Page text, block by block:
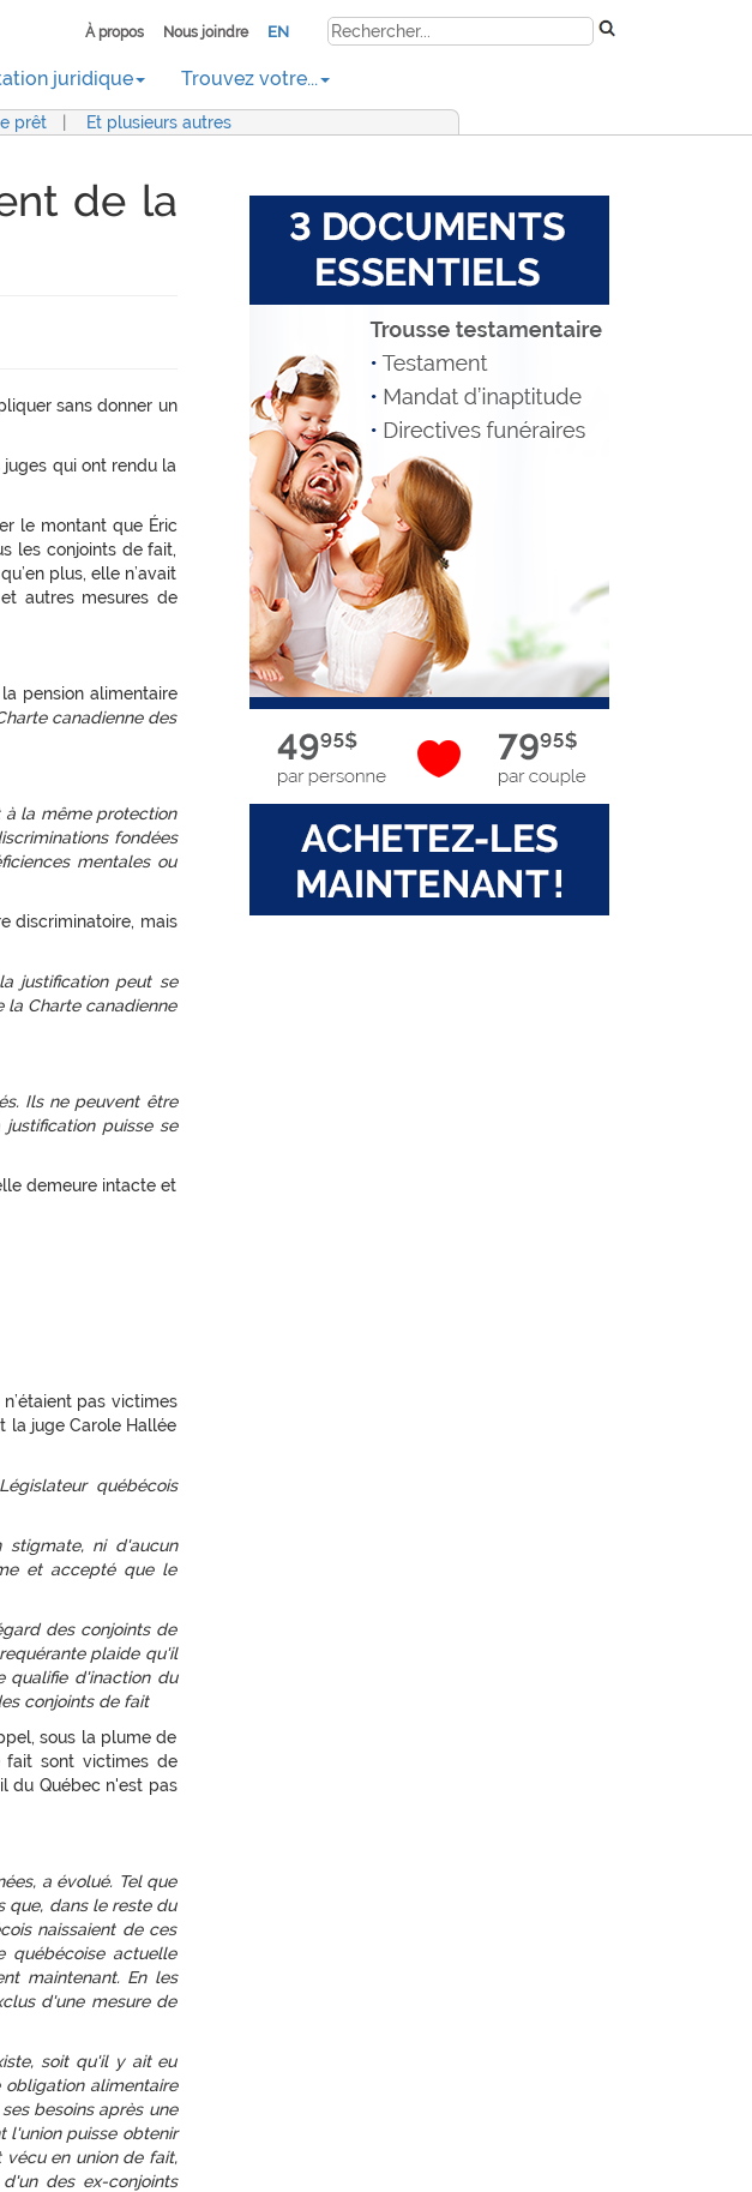
À propos Nous joindre EN
juridique Trouvez votre...
prêt Et plusieurs autres
de la
sans donner un
qui ont rendu la
le montant que Éric
les conjoints de fait,
plus, elle n’avait
autres mesures de
pension alimentaire
canadienne des
la même protection
fondées
mentales ou
discriminatoire, mais
justification peut se
la Charte canadienne
Ils ne peuvent être
puisse se
demeure intacte et
pas victimes
la juge Carole Hallée
québécois
stigmate, ni d'aucun
et accepté que le
des conjoints de
plaide qu'il
qualifie d'inaction du
conjoints de fait
sous la plume de
fait sont victimes de
du Québec n'est pas
a évolué. Tel que
que, dans le reste du
naissaient de ces
québécoise actuelle
maintenant. En les
d'une mesure de
soit qu'il y ait eu
alimentaire
besoins après une
l'union puisse obtenir
vécu en union de fait,
des ex-conjoints